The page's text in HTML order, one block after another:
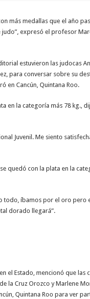
más medallas que el año
expresó el profesor
estuvieron las judocas
para conversar sobre su
en Cancún, Quintana Roo.
en la categoría más 78 kg.,
Juvenil. Me siento
quedó con la plata en la
todo, íbamos por el oro pero
dorado llegará”.
el Estado, mencionó que las
la Cruz Orozco y Marlene
Quintana Roo para ver